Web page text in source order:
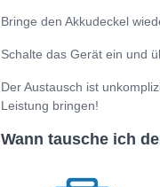
Bringe den Akkudeckel
Schalte das Gerät ein und
Der Austausch ist
Leistung bringen!
Wann tausche ich